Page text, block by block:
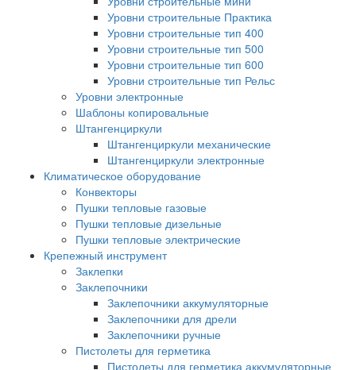
Уровни строительные Практика
Уровни строительные тип 400
Уровни строительные тип 500
Уровни строительные тип 600
Уровни строительные тип Рельс
Уровни электронные
Шаблоны копировальные
Штангенциркули
Штангенциркули механические
Штангенциркули электронные
Климатическое оборудование
Конвекторы
Пушки тепловые газовые
Пушки тепловые дизельные
Пушки тепловые электрические
Крепежный инструмент
Заклепки
Заклепочники
Заклепочники аккумуляторные
Заклепочники для дрели
Заклепочники ручные
Пистолеты для герметика
Пистолеты для герметика аккумуляторные